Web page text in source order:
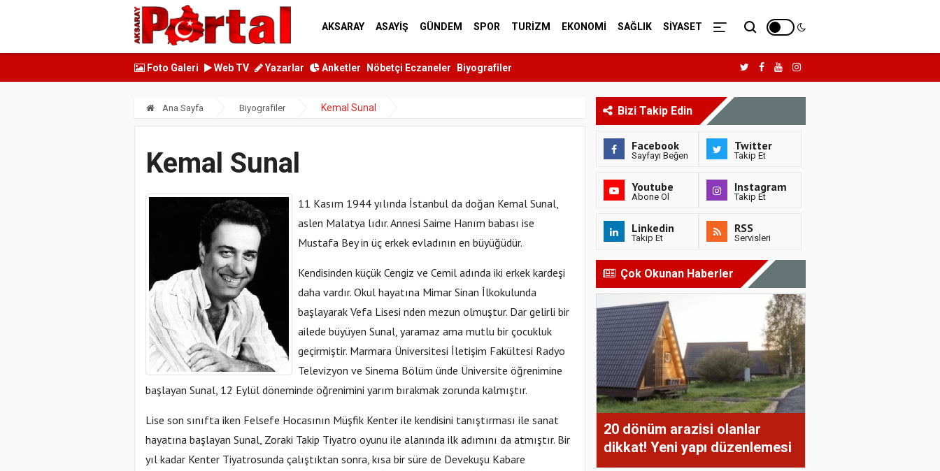
AKSARAY ASAYİŞ GÜNDEM SPOR TURİZM EKONOMİ SAĞLIK SİYASET
Foto Galeri Web TV Yazarlar Anketler Nöbetçi Eczaneler Biyografiler
Ana Sayfa Biyografiler Kemal Sunal
Kemal Sunal
11 Kasım 1944 yılında İstanbul da doğan Kemal Sunal,
aslen Malatya lıdır. Annesi Saime Hanım babası ise
Mustafa Bey in üç erkek evladının en büyüğüdür.
Kendisinden küçük Cengiz ve Cemil adında iki erkek kardeşi
daha vardır. Okul hayatına Mimar Sinan İlkokulunda
başlayarak Vefa Lisesi nden mezun olmuştur. Dar gelirli bir
ailede büyüyen Sunal, yaramaz ama mutlu bir çocukluk
geçirmiştir. Marmara Üniversitesi İletişim Fakültesi Radyo
Televizyon ve Sinema Bölüm ünde Üniversite öğrenimine
başlayan Sunal, 12 Eylül döneminde öğrenimini yarım bırakmak zorunda kalmıştır.
Lise son sınıfta iken Felsefe Hocasının Müşfik Kenter ile kendisini tanıştırması ile sanat
hayatına başlayan Sunal, Zoraki Takip Tiyatro oyunu ile alanında ilk adımını da atmıştır. Bir
yıl kadar Kenter Tiyatrosunda çalıştıktan sonra, kısa bir süre de Devekuşu Kabare
Bizi Takip Edin
Facebook
Sayfayı Beğen
Twitter
Takip Et
Youtube
Abone Ol
Instagram
Takip Et
Linkedin
Takip Et
RSS
Servisleri
Çok Okunan Haberler
20 dönüm arazisi olanlar
dikkat! Yeni yapı düzenlemesi